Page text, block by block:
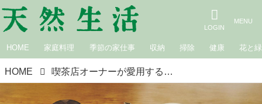
HOME 家庭料理 季節の家仕事 収納 掃除 健康 花と緑
HOME 喫茶店オーナーが愛用する「コーヒー道具」を拝見。おいしく楽しく淹れられる“気持ちをリセット”できる必需品／MICA TAKAHASHI・髙橋美賀さん